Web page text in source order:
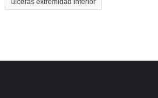
ulceras extremidad inferior